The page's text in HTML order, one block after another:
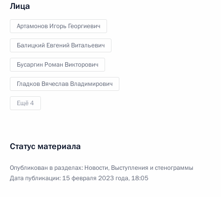
Лица
Артамонов Игорь Георгиевич
Балицкий Евгений Витальевич
Бусаргин Роман Викторович
Гладков Вячеслав Владимирович
Ещё 4
Статус материала
Опубликован в разделах: Новости, Выступления и стенограммы
Дата публикации: 15 февраля 2023 года, 18:05